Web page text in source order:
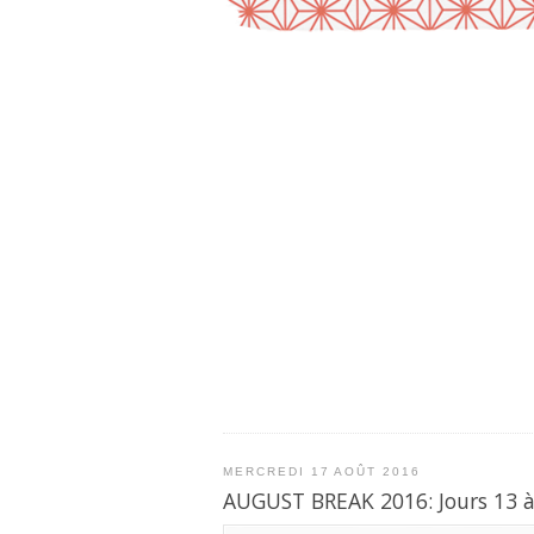
MERCREDI 17 AOÛT 2016
AUGUST BREAK 2016: Jours 13